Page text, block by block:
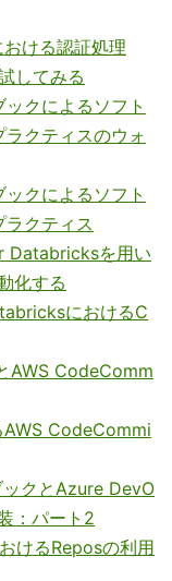
ける認証処理
してみる
クによるソフト
クティスのウォ
クによるソフト
クティス
を用い
化する
におけるC
AWS CodeComm
CodeCommi
クとAzure DevO
：パート2
けるReposの利用